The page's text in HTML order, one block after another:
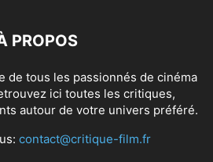
PROPOS
de tous les passionnés de cinéma
ici toutes les critiques,
autour de votre univers préféré.
contact@critique-film.fr